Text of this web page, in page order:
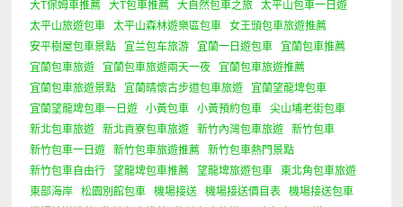
大T保姆車推薦
大T包車推薦 大自然包車之旅
太平山包車一日遊
太平山旅遊包車
太平山森林遊樂區包車
女王頭包車旅遊推薦
安平樹屋包車景點
宜兰包车旅游 宜蘭一日遊包車
宜蘭包車推薦
宜蘭包車旅遊
宜蘭包車旅遊兩天一夜
宜蘭包車旅遊推薦
宜蘭包車旅遊景點
宜蘭晴懷古步道包車旅遊
宜蘭望龍埤包車
宜蘭望龍埤包車一日遊
小黃包車 小黃預約包車
尖山埔老街包車
新北包車旅遊
新北貢寮包車旅遊 新竹內灣包車旅遊
新竹包車
新竹包車一日遊
新竹包車旅遊推薦
新竹包車熱門景點
新竹包車自由行
望龍埤包車推薦 望龍埤旅遊包車
東北角包車旅遊
東部海岸
松園別館包車 機場接送 機場接送價目表
機場接送包車